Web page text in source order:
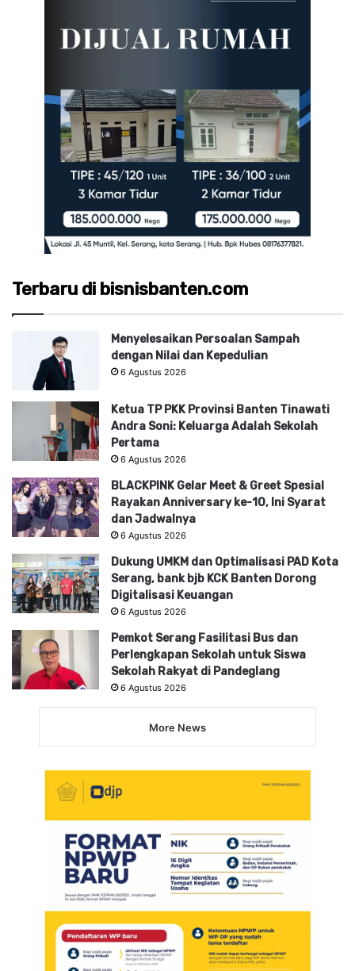
Terbaru di bisnisbanten.com
Menyelesaikan Persoalan Sampah
dengan Nilai dan Kepedulian
6 Agustus 2026
Ketua TP PKK Provinsi Banten Tinawati
Andra Soni: Keluarga Adalah Sekolah
Pertama
6 Agustus 2026
BLACKPINK Gelar Meet & Greet Spesial
Rayakan Anniversary ke-10, Ini Syarat
dan Jadwalnya
6 Agustus 2026
Dukung UMKM dan Optimalisasi PAD Kota
Serang, bank bjb KCK Banten Dorong
Digitalisasi Keuangan
6 Agustus 2026
Pemkot Serang Fasilitasi Bus dan
Perlengkapan Sekolah untuk Siswa
Sekolah Rakyat di Pandeglang
6 Agustus 2026
More News